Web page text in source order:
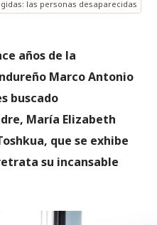
las personas desaparecidas
años de la
Marco Antonio
buscado
María Elizabeth
que se exhibe
su incansable